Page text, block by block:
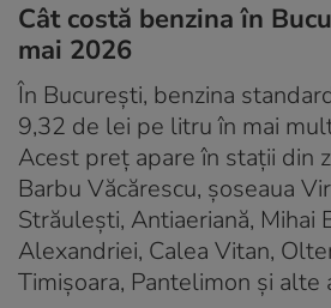
Cât costă benzina în
mai 2026
În București, benzina
9,32 de lei pe litru în mai
Acest preț apare în stații din
Barbu Văcărescu, șoseaua
Străulești, Antiaeriană, Mihai
Alexandriei, Calea Vitan,
Timișoara, Pantelimon și